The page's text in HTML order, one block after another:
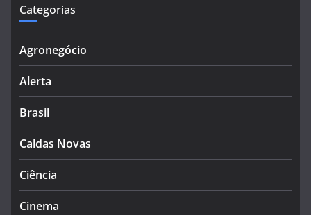
Categorias
Agronegócio
Alerta
Brasil
Caldas Novas
Ciência
Cinema